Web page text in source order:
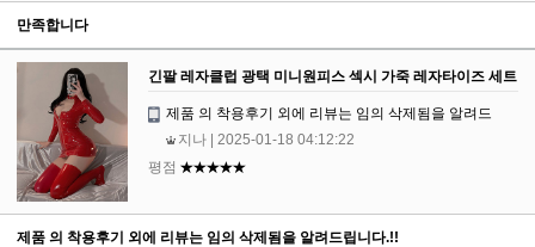
만족합니다
긴팔 레자클럽 광택 미니원피스 섹시 가죽 레자타이즈 세트
제품 의 착용후기 외에 리뷰는 임의 삭제됨을 알려드
지나 | 2025-01-18 04:12:22
평점 ★★★★★
제품 의 착용후기 외에 리뷰는 임의 삭제됨을 알려드립니다.!!